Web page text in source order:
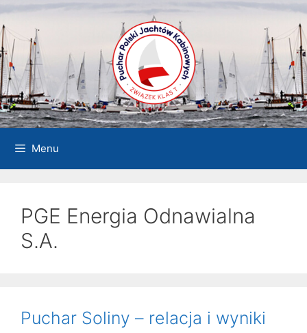
Przejdź
do
treści
Menu
PGE Energia Odnawialna
S.A.
Puchar Soliny – relacja i wyniki